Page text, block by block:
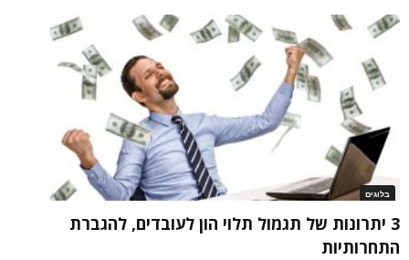
בלוגים
3 יתרונות של תגמול תלוי הון לעובדים, להגברת
התחרותיות